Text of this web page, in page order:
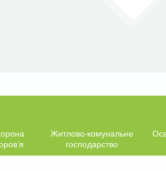
Житлово-комунальне
господарство